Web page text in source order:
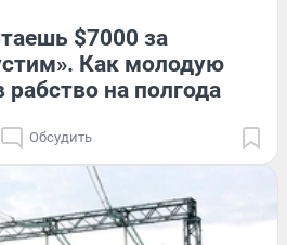
$7000 за
Как молодую
на полгода
Обсудить